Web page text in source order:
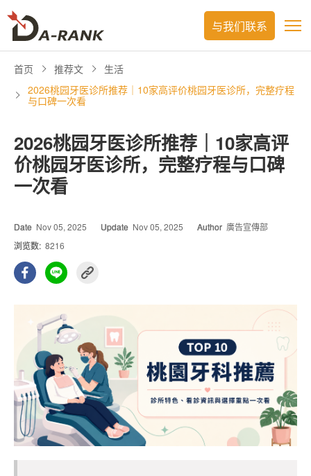
与我们联系
首页 推荐文
生活
2026桃园牙医诊所推荐｜10家高评价桃园牙医诊所，完整疗程
与口碑一次看
2026桃园牙医诊所推荐｜10家高评
价桃园牙医诊所，完整疗程与口碑
一次看
Date Nov 05, 2025 Update Nov 05, 2025 Author 廣告宣傳部
浏览数: 8216